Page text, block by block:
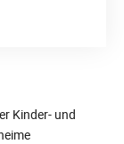
Kinder- und